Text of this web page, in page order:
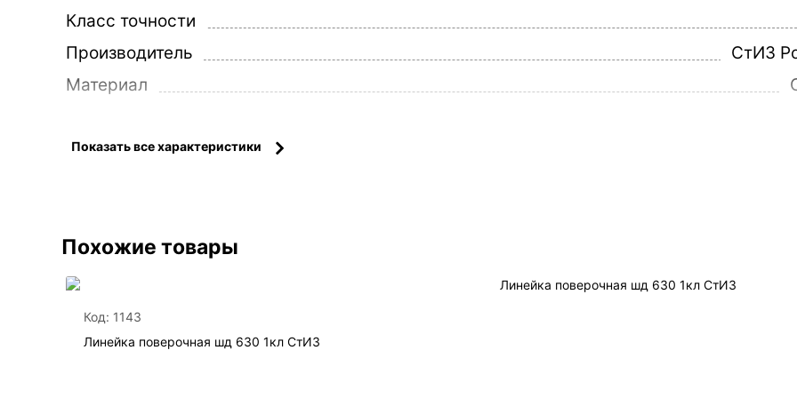
Класс точности
Производитель
СтИЗ
Материал
Допуск плоскостности
Регистрационной №
Свидетельство
RU.C.27.056.A
Информация об упаковке:
Габаритные размеры
Показать все характеристики
Похожие товары
Код: 1143
Линейка поверочная шд 630 1кл СтИЗ